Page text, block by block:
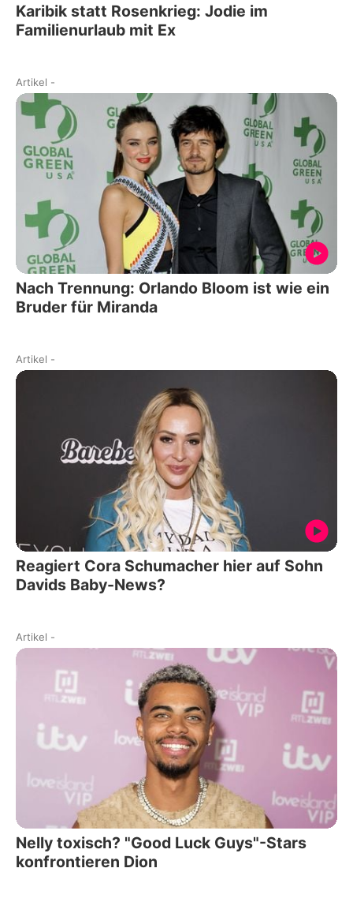
Karibik statt Rosenkrieg: Jodie im
Familienurlaub mit Ex
Artikel -
Nach Trennung: Orlando Bloom ist wie ein
Bruder für Miranda
Artikel -
Reagiert Cora Schumacher hier auf Sohn
Davids Baby-News?
Artikel -
Nelly toxisch? "Good Luck Guys"-Stars
konfrontieren Dion